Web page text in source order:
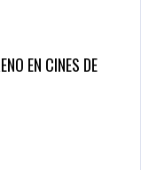
EN CINES DE